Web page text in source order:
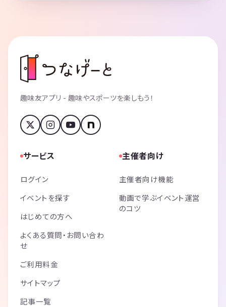
趣味友アプリ - 趣味やスポーツを楽しもう！
サービス
ログイン
イベントを探す
はじめての方へ
よくある質問・お問い合わ
せ
ご利用料金
サイトマップ
記事一覧
主催者向け
主催者向け機能
動画で学ぶイベント運営
のコツ